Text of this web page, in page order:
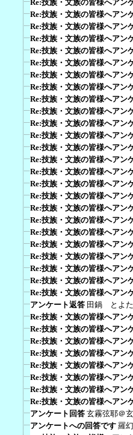
Re:技族・文族の皆様へアン
Re:技族・文族の皆様へアン
Re:技族・文族の皆様へアン
Re:技族・文族の皆様へアン
Re:技族・文族の皆様へアン
Re:技族・文族の皆様へアン
Re:技族・文族の皆様へアン
Re:技族・文族の皆様へアン
Re:技族・文族の皆様へアン
Re:技族・文族の皆様へアン
Re:技族・文族の皆様へアン
Re:技族・文族の皆様へアン
Re:技族・文族の皆様へアン
Re:技族・文族の皆様へアン
Re:技族・文族の皆様へアン
Re:技族・文族の皆様へアン
Re:技族・文族の皆様へアン
Re:技族・文族の皆様へアン
Re:技族・文族の皆様へアン
Re:技族・文族の皆様へアン
Re:技族・文族の皆様へアン
Re:技族・文族の皆様へアン
Re:技族・文族の皆様へアン
Re:技族・文族の皆様へアン
Re:技族・文族の皆様へアン
アンケート返答 田鍋 とよた
Re:技族・文族の皆様へアン
Re:技族・文族の皆様へアン
Re:技族・文族の皆様へアン
Re:技族・文族の皆様へアン
Re:技族・文族の皆様へアン
Re:技族・文族の皆様へアン
Re:技族・文族の皆様へアン
Re:技族・文族の皆様へアン
アンケート回答 玄霧弦耶＠
アンケートへの回答です 羅